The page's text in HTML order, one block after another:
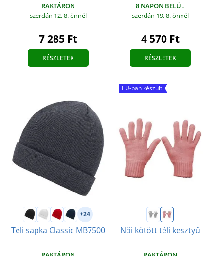
RAKTÁRON
szerdán 12. 8.önnél
7 285 Ft
RÉSZLETEK
8 NAPON BELÜL
szerdán 19. 8.önnél
4 570 Ft
RÉSZLETEK
+24
Téli sapka Classic MB7500
EU-ban készült
Női kötött téli kesztyű